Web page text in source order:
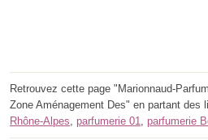
Retrouvez cette page "Marionnaud-
Zone Aménagement Des" en partant des
Rhône-Alpes parfumerie 01 parfumerie